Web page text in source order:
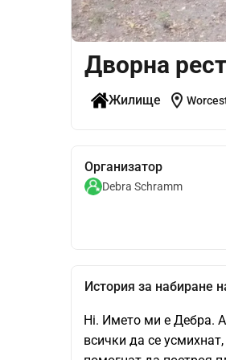
Дворна
Жилище location_on
Организатор
Debra Schramm
История за набиране
Hi. Името ми е Дебра.
всички да се